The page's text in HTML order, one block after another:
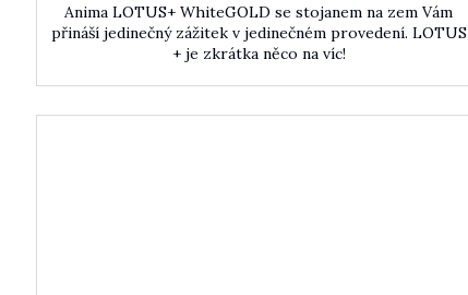
Anima LOTUS+ WhiteGOLD se stojanem na zem Vám
přináší jedinečný zážitek v jedinečném provedení. LOTUS
+ je zkrátka něco na víc!